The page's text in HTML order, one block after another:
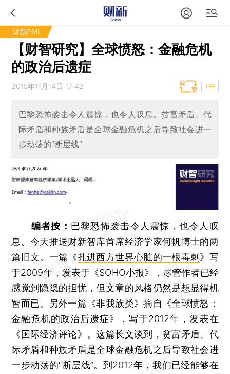
财新PMI
【财智研究】全球愤怒：金融危机
的政治后遗症
2015年11月14日 17:42 T中
巴黎恐怖袭击令人震惊，也令人叹息。贫富矛盾、代
际矛盾和种族矛盾是全球金融危机之后导致社会进一
步动荡的“断层线”
编者按： 巴黎恐怖袭击令人震惊，也令人叹
息。今天推送财新智库首席经济学家何帆博士的两
篇旧文。一篇《扎进西方世界心脏的一根毒刺 》写
于2009年，发表于《SOHO小报》，尽管作者已经
感觉到隐隐的担忧，但文章的风格仍然是想显得机
智而已。另外一篇《非我族类》摘自《全球愤怒：
金融危机的政治后遗症》，写于2012年，发表在
《国际经济评论》。这篇长文谈到，贫富矛盾、代
际矛盾和种族矛盾是全球金融危机之后导致社会进
一步动荡的“断层线”。到2012年，我们已经能够在